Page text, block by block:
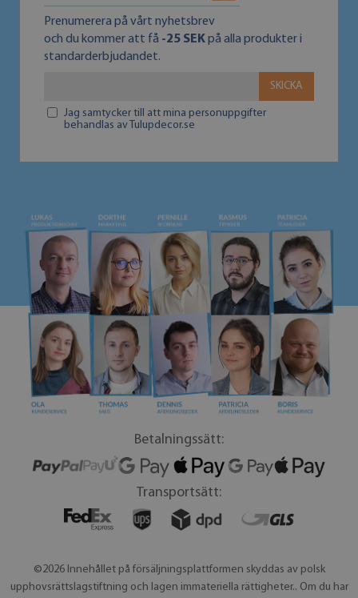
Prenumerera på vårt nyhetsbrev
och du kommer att få -25 SEKpå alla produkter i
standarderbjudandet.
SKICKA
Jag samtycker till att mina personuppgifter
behandlas av Tulupdecor.se
Betalningssätt:
Transportsätt:
©2026 Innehållet på försäljningsplattformen skyddas av polsk
upphovsrättslagstiftning och lagen immateriella rättigheter.. Om du har